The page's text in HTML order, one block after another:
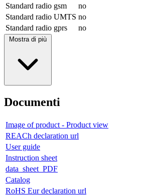
Standard radio gsm
no
Standard radio UMTS no
Standard radio gprs
no
Mostra di più
Documenti
Image of product - Product view
REACh declaration url
User guide
Instruction sheet
data_sheet_PDF
Catalog
RoHS Eur declaration url